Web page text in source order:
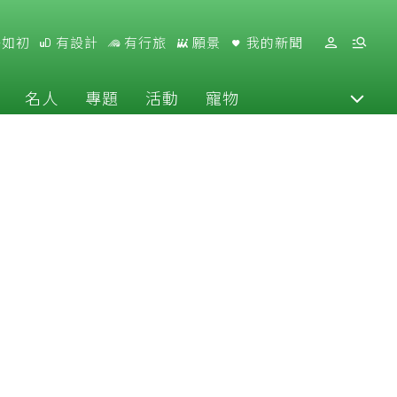
初 有設計 有行旅 願景 我的新聞
名人 專題 活動 寵物